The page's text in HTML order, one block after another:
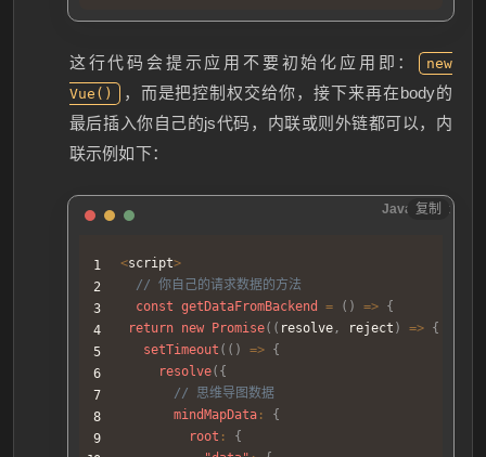
这行代码会提示应用不要初始化应用即：
new
Vue()
，而是把控制权交给你，接下来再在body的
最后插入你自己的js代码，内联或则外链都可以，内
联示例如下：
<script>
// 你自己的请求数据的方法
const getDataFromBackend = ( ) => {
return new Promise( ( resolve , reject ) => {
setTimeout ( ( ) => {
resolve( {
// 思维导图数据
mindMapData :
{
root :
{
复制
JavaScript